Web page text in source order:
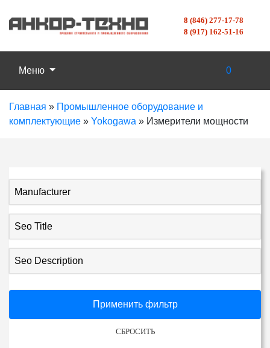
8 (846) 277-17-78
8 (917) 162-51-16
Меню 0
Главная » Промышленное оборудование и
комплектующие » Yokogawa » Измерители мощности
Manufacturer
Seo Title
Seo Description
Применить фильтр
СБРОСИТЬ